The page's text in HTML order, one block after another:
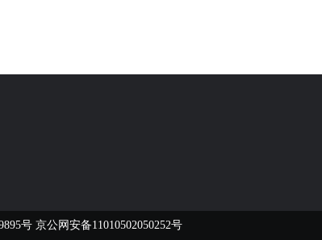
号 京公网安备11010502050252号